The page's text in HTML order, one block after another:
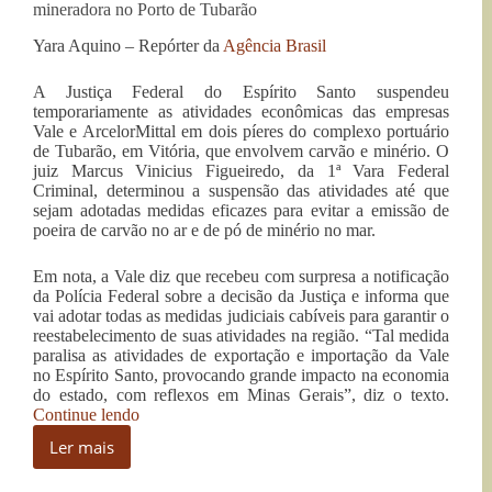
mineradora no Porto de Tubarão
Yara Aquino – Repórter da Agência Brasil
A Justiça Federal do Espírito Santo suspendeu
temporariamente as atividades econômicas das empresas
Vale e ArcelorMittal em dois píeres do complexo portuário
de Tubarão, em Vitória, que envolvem carvão e minério. O
juiz Marcus Vinicius Figueiredo, da 1ª Vara Federal
Criminal, determinou a suspensão das atividades até que
sejam adotadas medidas eficazes para evitar a emissão de
poeira de carvão no ar e de pó de minério no mar.
Em nota, a Vale diz que recebeu com surpresa a notificação
da Polícia Federal sobre a decisão da Justiça e informa que
vai adotar todas as medidas judiciais cabíveis para garantir o
reestabelecimento de suas atividades na região. “Tal medida
paralisa as atividades de exportação e importação da Vale
no Espírito Santo, provocando grande impacto na economia
do estado, com reflexos em Minas Gerais”, diz o texto.
Continue lendo“ES
Ler mais
ES